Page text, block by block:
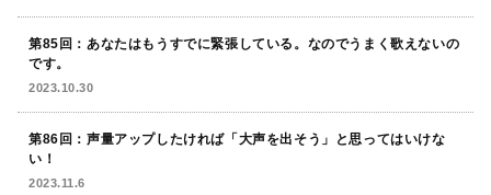
第85回：あなたはもうすでに緊張している。なのでうまく歌えないの
です。
2023.10.30
第86回：声量アップしたければ「大声を出そう」と思ってはいけな
い！
2023.11.6